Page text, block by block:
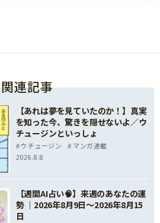
関連記事
【あれは夢を見ていたのか！】真実
を知った今、驚きを隠せないよ／ウ
チュージンといっしょ
ウチュージン
マンガ連載
2026.8.8
【週間AI占い🧠】来週のあなたの運
勢 ｜2026年8月9日〜2026年8月15
日